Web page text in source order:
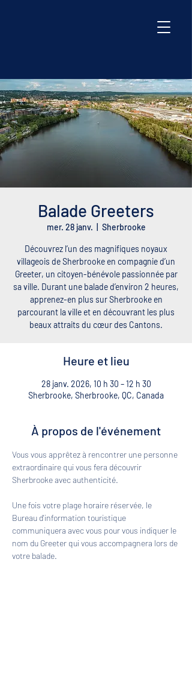
Balade Greeters
mer. 28 janv. Sherbrooke
Découvrez l’un des magnifiques noyaux
villageois de Sherbrooke en compagnie d’un
Greeter, un citoyen-bénévole passionnée par
sa ville. Durant une balade d’environ 2 heures,
apprenez-en plus sur Sherbrooke en
parcourant la ville et en découvrant les plus
beaux attraits du cœur des Cantons.
Heure et lieu
28 janv. 2026, 10 h 30 – 12 h 30
Sherbrooke, Sherbrooke, QC, Canada
À propos de l'événement
Vous vous apprêtez à rencontrer une personne
extraordinaire qui vous fera découvrir
Sherbrooke avec authenticité.
Une fois votre plage horaire réservée, le
Bureau d'information touristique
communiquera avec vous pour vous indiquer le
nom du Greeter qui vous accompagnera lors de
votre balade.